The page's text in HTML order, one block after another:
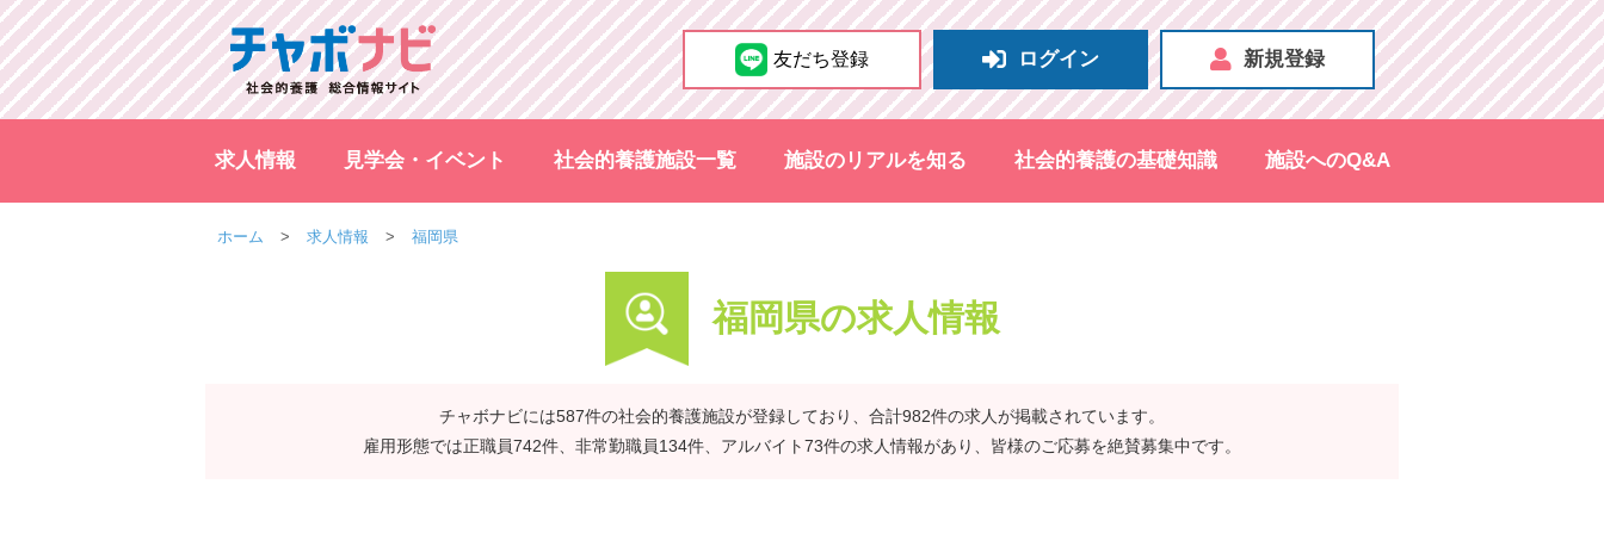
友だち登録 ログイン 新規登録
求人情報 見学会・イベント 社会的養護施設一覧 施設のリアルを知る 社会的養護の基礎知識 施設へのQ&A
ホーム 求人情報 福岡県
福岡県の求人情報
チャボナビには587件の社会的養護施設が登録しており、合計982件の求人が掲載されています。
雇用形態では正職員742件、非常勤職員134件、アルバイト73件の求人情報があり、皆様のご応募を絶賛募集中です。